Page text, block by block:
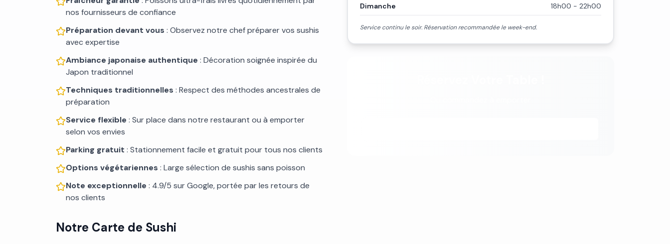
nos fournisseurs de confiance
Préparation devant vous : Observez notre chef préparer vos sushis
avec expertise
Ambiance japonaise authentique : Décoration soignée inspirée du
Japon traditionnel
Techniques traditionnelles : Respect des méthodes ancestrales de
préparation
Service flexible : Sur place dans notre restaurant ou à emporter
selon vos envies
Parking gratuit : Stationnement facile et gratuit pour tous nos clients
Options végétariennes : Large sélection de sushis sans poisson
Note exceptionnelle : 4.9/5 sur Google, portée par les retours de
nos clients
Notre Carte de Sushi
Dimanche 18h00 - 22h00
Service continu le soir. Réservation recommandée le week-end.